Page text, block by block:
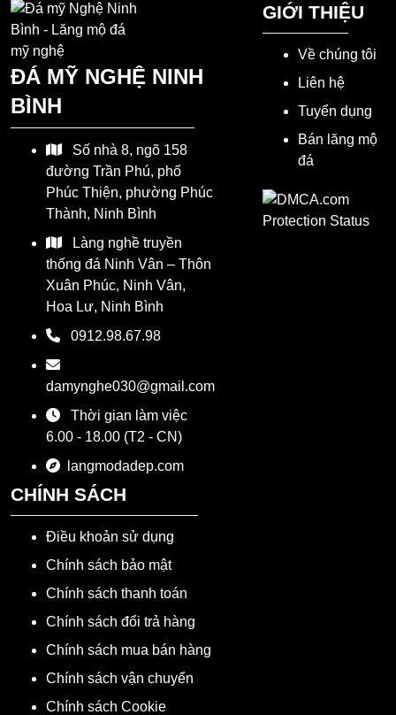
ĐÁ MỸ NGHỆ NINH
BÌNH
Số nhà 8, ngõ 158
đường Trần Phú, phố
Phúc Thiện, phường Phúc
Thành, Ninh Bình
Làng nghề truyền
thống đá Ninh Vân – Thôn
Xuân Phúc, Ninh Vân,
Hoa Lư, Ninh Bình
0912.98.67.98
damynghe030@gmail.com
Thời gian làm việc
6.00 - 18.00 (T2 - CN)
langmodadep.com
GIỚI THIỆU
Về chúng tôi
Liên hệ
Tuyển dụng
Bán lăng mộ
đá
CHÍNH SÁCH
Điều khoản sử dụng
Chính sách bảo mật
Chính sách thanh toán
Chính sách đổi trả hàng
Chính sách mua bán hàng
Chính sách vận chuyển
Chính sách Cookie